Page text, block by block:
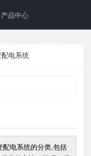
产品中心
电系统
配电系统的分类,包括